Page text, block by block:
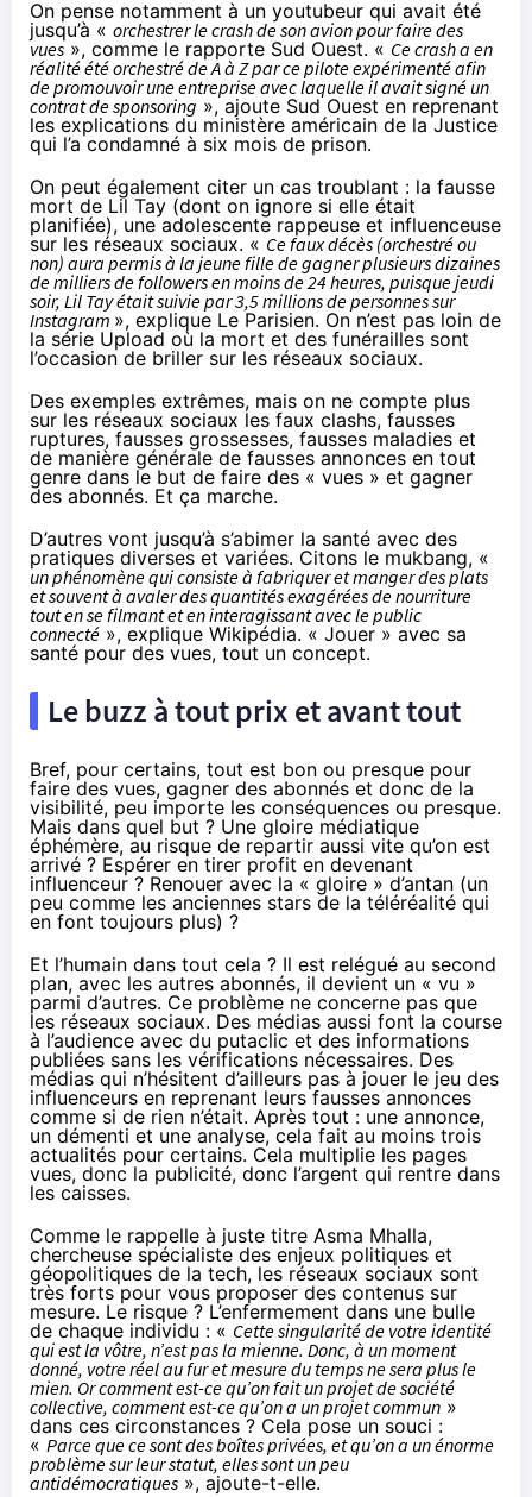
On pense notamment à un youtubeur qui avait été
jusqu’à « orchestrer le crash de son avion pour faire des
vues», comme le rapporte Sud Ouest. « Ce crash a en
réalité été orchestré de A à Z par ce pilote expérimenté afin
de promouvoir une entreprise avec laquelle il avait signé un
contrat de sponsoring », ajoute Sud Ouest en reprenant
les explications du ministère américain de la Justice
qui l’a condamné à six mois de prison.
On peut également citer un cas troublant : la fausse
mort de Lil Tay (dont on ignore si elle était
planifiée), une adolescente rappeuse et influenceuse
sur les réseaux sociaux. « Ce faux décès (orchestré ou
non) aura permis à la jeune fille de gagner plusieurs dizaines
de milliers de followers en moins de 24 heures, puisque jeudi
soir, Lil Tay était suivie par 3,5 millions de personnes sur
Instagram », explique Le Parisien. On n’est pas loin de
la série Upload où la mort et des funérailles sont
l’occasion de briller sur les réseaux sociaux.
Des exemples extrêmes, mais on ne compte plus
sur les réseaux sociaux les faux clashs, fausses
ruptures, fausses grossesses, fausses maladies et
de manière générale de fausses annonces en tout
genre dans le but de faire des « vues » et gagner
des abonnés. Et ça marche.
D’autres vont jusqu’à s’abimer la santé avec des
pratiques diverses et variées. Citons le mukbang, «
un phénomène qui consiste à fabriquer et manger des plats
et souvent à avaler des quantités exagérées de nourriture
tout en se filmant et en interagissant avec le public
connecté », explique Wikipédia. « Jouer » avec sa
santé pour des vues, tout un concept.
Le buzz à tout prix et avant tout
Bref, pour certains, tout est bon ou presque pour
faire des vues, gagner des abonnés et donc de la
visibilité, peu importe les conséquences ou presque.
Mais dans quel but ? Une gloire médiatique
éphémère, au risque de repartir aussi vite qu’on est
arrivé ? Espérer en tirer profit en devenant
influenceur ? Renouer avec la « gloire » d’antan (un
peu comme les anciennes stars de la téléréalité qui
en font toujours plus) ?
Et l’humain dans tout cela ? Il est relégué au second
plan, avec les autres abonnés, il devient un « vu »
parmi d’autres. Ce problème ne concerne pas que
les réseaux sociaux. Des médias aussi font la course
à l’audience avec du putaclic et des informations
publiées sans les vérifications nécessaires. Des
médias qui n’hésitent d’ailleurs pas à jouer le jeu des
influenceurs en reprenant leurs fausses annonces
comme si de rien n’était. Après tout : une annonce,
un démenti et une analyse, cela fait au moins trois
actualités pour certains. Cela multiplie les pages
vues, donc la publicité, donc l’argent qui rentre dans
les caisses.
Comme le rappelle à juste titre Asma Mhalla,
chercheuse spécialiste des enjeux politiques et
géopolitiques de la tech, les réseaux sociaux sont
très forts pour vous proposer des contenus sur
mesure. Le risque ? L’enfermement dans une bulle
de chaque individu : « Cette singularité de votre identité
qui est la vôtre, n’est pas la mienne. Donc, à un moment
donné, votre réel au fur et mesure du temps ne sera plus le
mien. Or comment est-ce qu’on fait un projet de société
collective, comment est-ce qu’on a un projet commun »
dans ces circonstances ? Cela pose un souci :
« Parce que ce sont des boîtes privées, et qu’on a un énorme
problème sur leur statut, elles sont un peu
antidémocratiques », ajoute-t-elle.